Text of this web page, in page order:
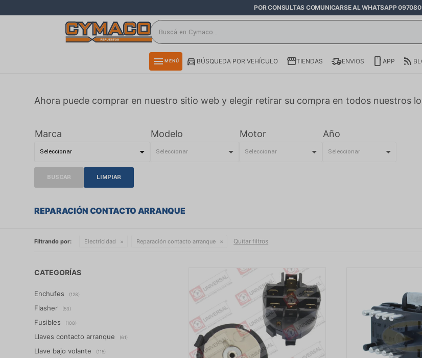
POR CONSULTAS COMUNICARSE AL WHATSAPP
menu MENÚ BÚSQUEDA POR VEHÍCULO TIENDAS ENVIOS APP
Ahora puede comprar en nuestro sitio web y elegir retirar su compra en todos nuestros
Marca Modelo Motor Año
BUSCAR LIMPIAR
REPARACIÓN CONTACTO ARRANQUE
Filtrando por: Electricidad Reparación contacto arranque Quitar filtros
CATEGORÍAS
Enchufes (128)
Flasher (53)
Fusibles (108)
Llaves contacto arranque (61)
Llave bajo volante (115)
close
directions_car
smartphone